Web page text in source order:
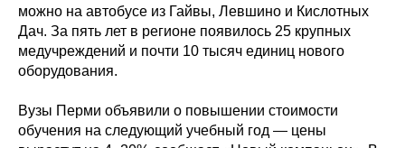
можно на автобусе из Гайвы, Левшино и Кислотных
Дач. За пять лет в регионе появилось 25 крупных
медучреждений и почти 10 тысяч единиц нового
оборудования.
Вузы Перми объявили о повышении стоимости
обучения на следующий учебный год — цены